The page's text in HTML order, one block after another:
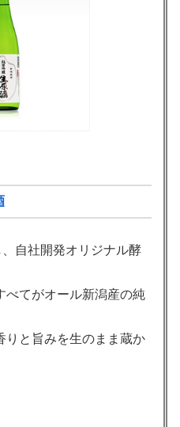
自社開発オリジナル酵
べてがオール新潟産の純
りと旨みを生のまま蔵か